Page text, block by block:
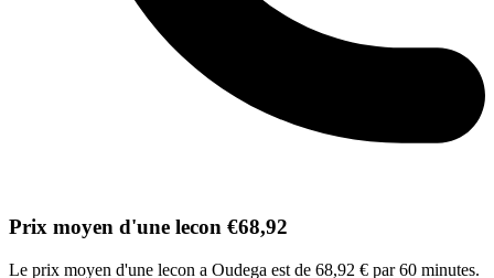
Prix moyen d'une lecon €68,92
Le prix moyen d'une lecon a Oudega est de 68,92 € par 60 minutes.